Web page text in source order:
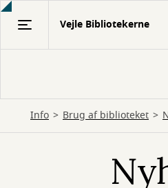
Gå
Vejle Bibliotekerne
Info Brug af biblioteket